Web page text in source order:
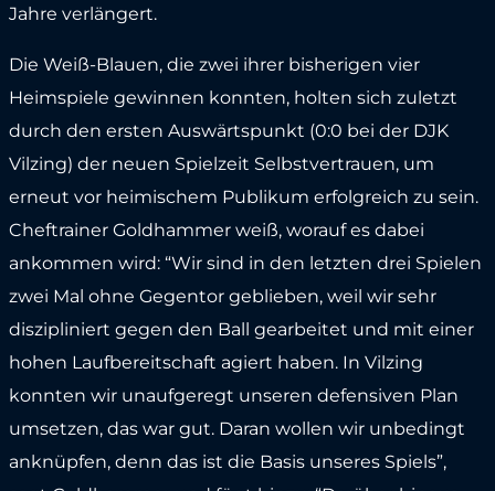
Jahre verlängert.
Die Weiß-Blauen, die zwei ihrer bisherigen vier
Heimspiele gewinnen konnten, holten sich zuletzt
durch den ersten Auswärtspunkt (0:0 bei der DJK
Vilzing) der neuen Spielzeit Selbstvertrauen, um
erneut vor heimischem Publikum erfolgreich zu sein.
Cheftrainer Goldhammer weiß, worauf es dabei
ankommen wird: “Wir sind in den letzten drei Spielen
zwei Mal ohne Gegentor geblieben, weil wir sehr
diszipliniert gegen den Ball gearbeitet und mit einer
hohen Laufbereitschaft agiert haben. In Vilzing
konnten wir unaufgeregt unseren defensiven Plan
umsetzen, das war gut. Daran wollen wir unbedingt
anknüpfen, denn das ist die Basis unseres Spiels”,